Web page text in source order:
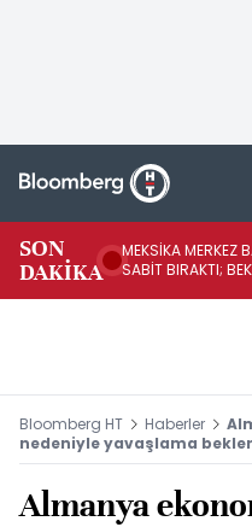
SON
DAKİKA
MEKSİKA MERKEZ
SABİT BIRAKTI;
Bloomberg HT Haberler
nedeniyle yavaşlama
Almanya